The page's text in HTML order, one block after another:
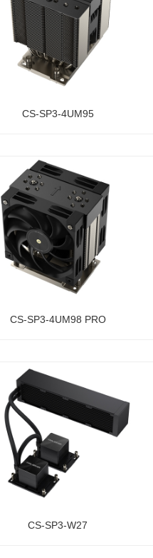
CS-SP3-4UM95
CS-SP3-4UM98 PRO
CS-SP3-W27